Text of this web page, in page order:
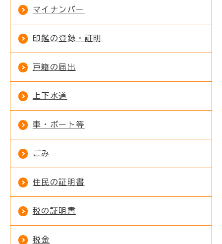
マイナンバー
印鑑の登録・証明
戸籍の届出
上下水道
車・ボート等
ごみ
住民の証明書
税の証明書
税金